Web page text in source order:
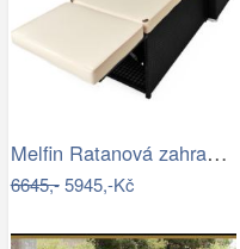
Melfin Ratanová zahradní sestava VENDY…
6645,-5945,-Kč